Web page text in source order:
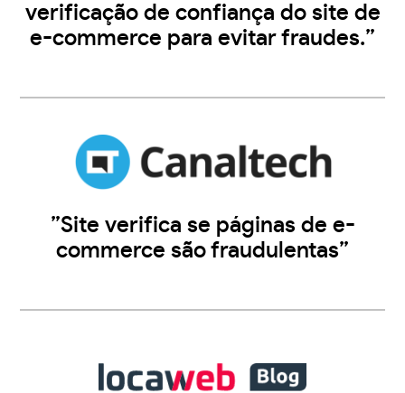
verificação de confiança do site de
e-commerce para evitar fraudes.”
”Site verifica se páginas de e-
commerce são fraudulentas”